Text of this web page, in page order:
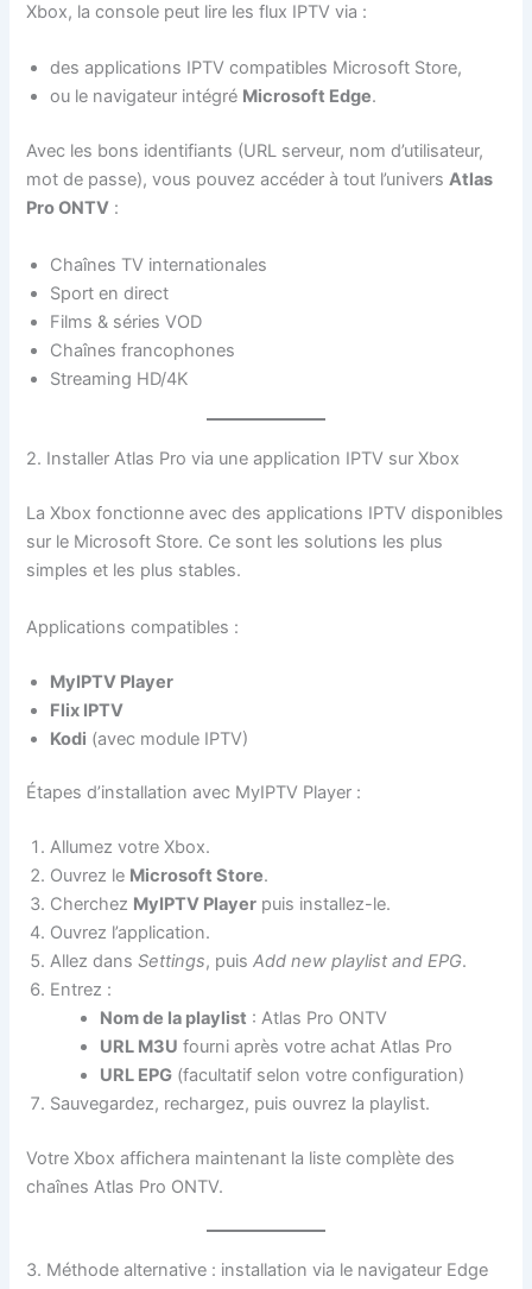
Xbox, la console peut lire les flux IPTV via :
des applications IPTV compatibles Microsoft Store,
ou le navigateur intégré Microsoft Edge.
Avec les bons identifiants (URL serveur, nom d’utilisateur,
mot de passe), vous pouvez accéder à tout l’universAtlas
Pro ONTV :
Chaînes TV internationales
Sport en direct
Films & séries VOD
Chaînes francophones
Streaming HD/4K
2. Installer Atlas Pro via une application IPTV sur Xbox
La Xbox fonctionne avec des applications IPTV disponibles
sur le Microsoft Store. Ce sont les solutions les plus
simples et les plus stables.
Applications compatibles :
MyIPTV Player
Flix IPTV
Kodi (avec module IPTV)
Étapes d’installation avec MyIPTV Player :
Allumez votre Xbox.
Ouvrez le Microsoft Store.
Cherchez MyIPTV Player puis installez-le.
Ouvrez l’application.
Allez dansSettings, puisAdd new playlist and EPG.
Entrez :
Nom de la playlist : Atlas Pro ONTV
URL M3U fourni après votre achat Atlas Pro
URL EPG (facultatif selon votre configuration)
Sauvegardez, rechargez, puis ouvrez la playlist.
Votre Xbox affichera maintenant la liste complète des
chaînes Atlas Pro ONTV.
3. Méthode alternative : installation via le navigateur Edge